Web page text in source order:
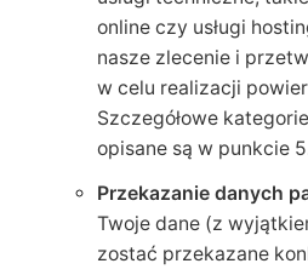
online czy usługi
nasze zlecenie i
w celu realizacji
Szczegółowe
opisane są w punkcie
Przekazanie danych
Twoje dane (z
zostać przekazane